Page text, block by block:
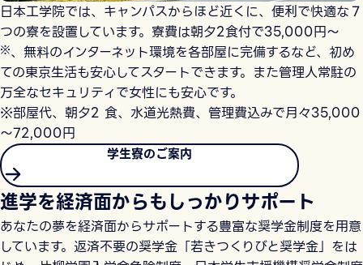
日本工学院では、キャンパスからほど近くに、便利で快適な７
つの寮を設置しています。寮費は朝夕2食付で35,000円〜
※、無料のインターネット環境を各部屋に完備するなど、初め
ての東京生活も安心してスタートできます。また管理人常駐の
万全なセキュリティで女性にも安心です。
※部屋代、朝夕2 食、水道光熱費、管理費込みで月々35,000
～72,000円
学生寮のご案内
進学を経済面からもしっかりサポート
あなたの夢を経済面からサポートする豊富な奨学金制度を用意
しています。返済不要の奨学金「若きつくりびと奨学金」をは